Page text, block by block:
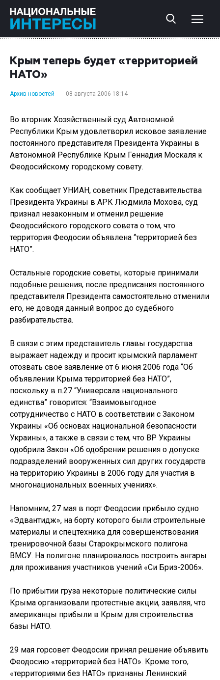
Крым теперь будет «территорией
НАТО»
Архив новостей 08 августа 2006 18:14
Во вторник Хозяйственный суд Автономной
Республики Крым удовлетворил исковое заявление
постоянного представителя Президента Украины в
Автономной Республике Крым Геннадия Москаля к
Феодосийскому городскому совету.
Как сообщает УНИАН, советник Представительства
Президента Украины в АРК Людмила Мохова, суд
признал незаконным и отменил решение
Феодосийского городского совета о том, что
территория Феодосии объявлена “территорией без
НАТО”.
Остальные городские советы, которые принимали
подобные решения, после предписания постоянного
представителя Президента самостоятельно отменили
его, не доводя данный вопрос до судебного
разбирательства.
В связи с этим представитель главы государства
выражает надежду и просит крымский парламент
отозвать свое заявление от 6 июня 2006 года “Об
объявлении Крыма территорией без НАТО”,
поскольку в п.27 “Универсала национального
единства” говорится: “Взаимовыгодное
сотрудничество с НАТО в соответствии с Законом
Украины «Об основах национальной безопасности
Украины», а также в связи с тем, что ВР Украины
одобрила Закон «Об одобрении решения о допуске
подразделений вооруженных сил других государств
на территорию Украины в 2006 году для участия в
многонациональных военных учениях».
Напомним, 27 мая в порт Феодосии прибыло судно
«Эдвантидж», на борту которого были строительные
материалы и спецтехника для совершенствования
тренировочной базы Старокрымского полигона
ВМСУ. На полигоне планировалось построить ангары
для проживания участников учений «Си Бриз-2006».
По прибытии груза некоторые политические силы
Крыма организовали протестные акции, заявляя, что
американцы прибыли в Крым для строительства
базы НАТО.
29 мая горсовет Феодосии принял решение объявить
Феодосию «территорией без НАТО». Кроме того,
«территориями без НАТО» признаны Ленинский